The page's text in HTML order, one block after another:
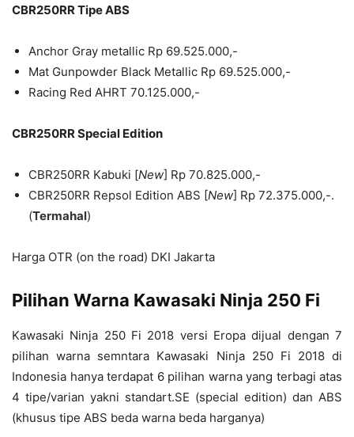
CBR250RR Tipe ABS
Anchor Gray metallic Rp 69.525.000,-
Mat Gunpowder Black Metallic Rp 69.525.000,-
Racing Red AHRT 70.125.000,-
CBR250RR Special Edition
CBR250RR Kabuki [New] Rp 70.825.000,-
CBR250RR Repsol Edition ABS [New] Rp 72.375.000,-.
(Termahal)
Harga OTR (on the road) DKI Jakarta
Pilihan Warna Kawasaki Ninja 250 Fi
Kawasaki Ninja 250 Fi 2018 versi Eropa dijual dengan 7
pilihan warna semntara Kawasaki Ninja 250 Fi 2018 di
Indonesia hanya terdapat 6 pilihan warna yang terbagi atas
4 tipe/varian yakni standart.SE (special edition) dan ABS
(khusus tipe ABS beda warna beda harganya)